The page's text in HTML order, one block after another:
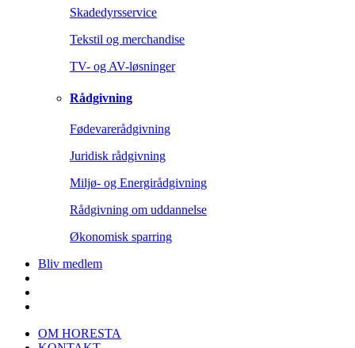
Skadedyrsservice
Tekstil og merchandise
TV- og AV-løsninger
Rådgivning
Fødevarerådgivning
Juridisk rådgivning
Miljø- og Energirådgivning
Rådgivning om uddannelse
Økonomisk sparring
Bliv medlem
OM HORESTA